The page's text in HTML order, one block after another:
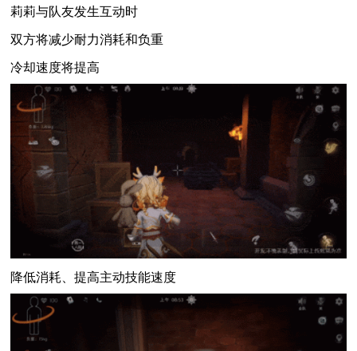
莉莉与队友发生互动时
双方将减少耐力消耗和负重
冷却速度将提高
降低消耗、提高主动技能速度